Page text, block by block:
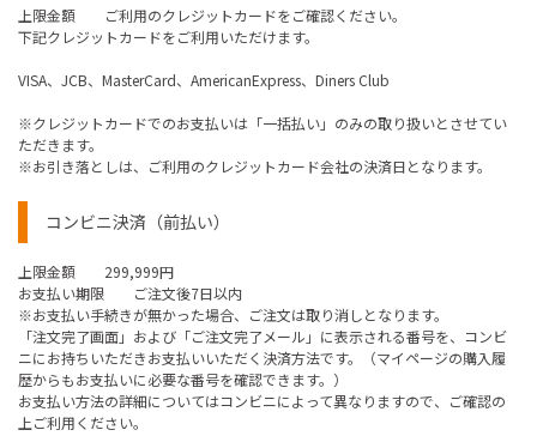
上限金額 ご利用のクレジットカードをご確認ください。
下記クレジットカードをご利用いただけます。
VISA、JCB、MasterCard、AmericanExpress、Diners Club
※クレジットカードでのお支払いは「一括払い」のみの取り扱いとさせてい
ただきます。
※お引き落としは、ご利用のクレジットカード会社の決済日となります。
コンビニ決済（前払い）
上限金額 299,999円
お支払い期限 ご注文後7日以内
※お支払い手続きが無かった場合、ご注文は取り消しとなります。
「注文完了画面」および「ご注文完了メール」に表示される番号を、コンビ
ニにお持ちいただきお支払いいただく決済方法です。（マイページの購入履
歴からもお支払いに必要な番号を確認できます。）
お支払い方法の詳細についてはコンビニによって異なりますので、ご確認の
上ご利用ください。